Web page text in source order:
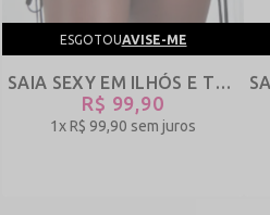
ESGOTOUAVISE-ME
SAIA SEXY EM ILHÓS E TECIDO METALIZADO - À VONTADE - OURO - REF 3164
R$ 99,90
1xR$ 99,90 sem juros